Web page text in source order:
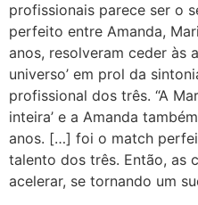
profissionais parece ser o
perfeito entre Amanda,
anos, resolveram ceder às
universo’ em prol da
profissional dos três. “A
inteira’ e a Amanda
anos. […] foi o match
talento dos três. Então, as
acelerar, se tornando um